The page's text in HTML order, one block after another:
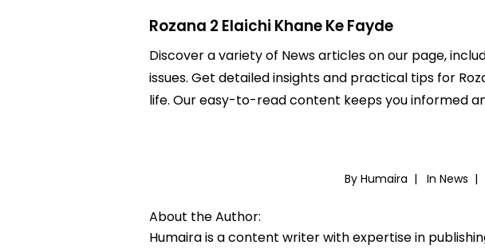
Rozana 2 Elaichi Khane Ke Fayde
Discover a variety of News articles on our page,
issues. Get detailed insights and practical tips for
life. Our easy-to-read content keeps you informed
By Humaira | In News |
About the Author:
Humaira is a content writer with expertise in